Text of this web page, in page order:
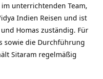
unterrichtenden Team,
Indien Reisen und ist
Homas zuständig. Für
sowie die Durchführung
Sitaram regelmäßig